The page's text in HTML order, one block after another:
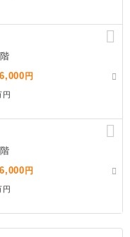
6,000 円
円
6,000 円
円